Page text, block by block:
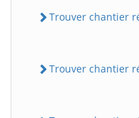
Trouver chantier
Trouver chantier